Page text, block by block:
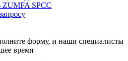
ZUMFA SPCC
форму, и наши специалисты
время